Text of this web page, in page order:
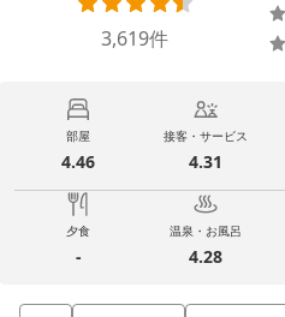
3,619件
部屋
4.46
接客・サービス
4.31
夕食
-
温泉・お風呂
4.28